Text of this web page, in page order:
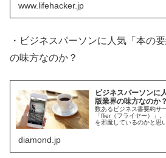
www.lifehacker.jp
・ビジネスパーソンに人気「本の
の味方なのか？
ビジネスパーソンに
版業界の味方なのか？
数あるビジネス書要約サ
「flier（フライヤー）」
を邪魔しているのかと思
diamond.jp